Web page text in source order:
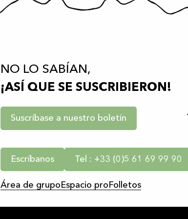
NO LO SABÍAN,
¡ASÍ QUE SE SUSCRIBIERON!
Suscríbase a nuestro boletín
Escríbanos Tel : +33 (0)5 61 69 99 90
Área de grupo Espacio pro Folletos